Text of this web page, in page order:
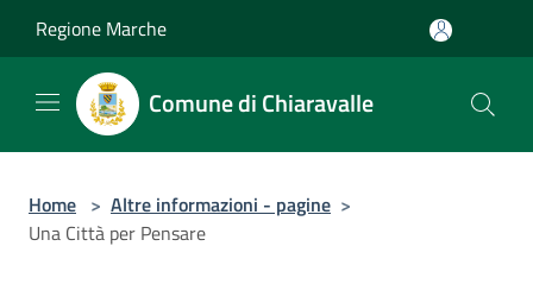
Regione Marche
Comune di Chiaravalle
Home > Altre informazioni - pagine >
Una Città per Pensare